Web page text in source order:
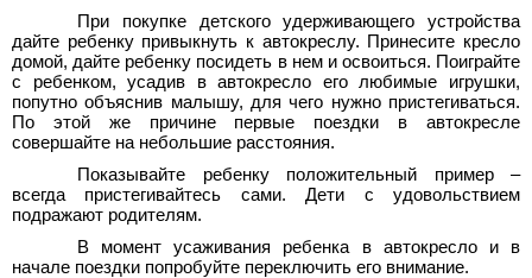
При покупке детского удерживающего устройства
дайте ребенку привыкнуть к автокреслу. Принесите кресло
домой, дайте ребенку посидеть в нем и освоиться. Поиграйте
с ребенком, усадив в автокресло его любимые игрушки,
попутно объяснив малышу, для чего нужно пристегиваться.
По этой же причине первые поездки в автокресле
совершайте на небольшие расстояния.
Показывайте ребенку положительный пример –
всегда пристегивайтесь сами. Дети с удовольствием
подражают родителям.
В момент усаживания ребенка в автокресло и в
начале поездки попробуйте переключить его внимание.